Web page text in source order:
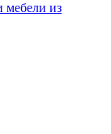
мебели из